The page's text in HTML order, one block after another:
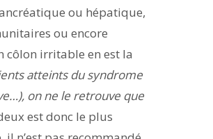
ou hépatique,
ou encore
côlon irritable en est la
atteints du syndrome
on ne le retrouve que
est donc le plus